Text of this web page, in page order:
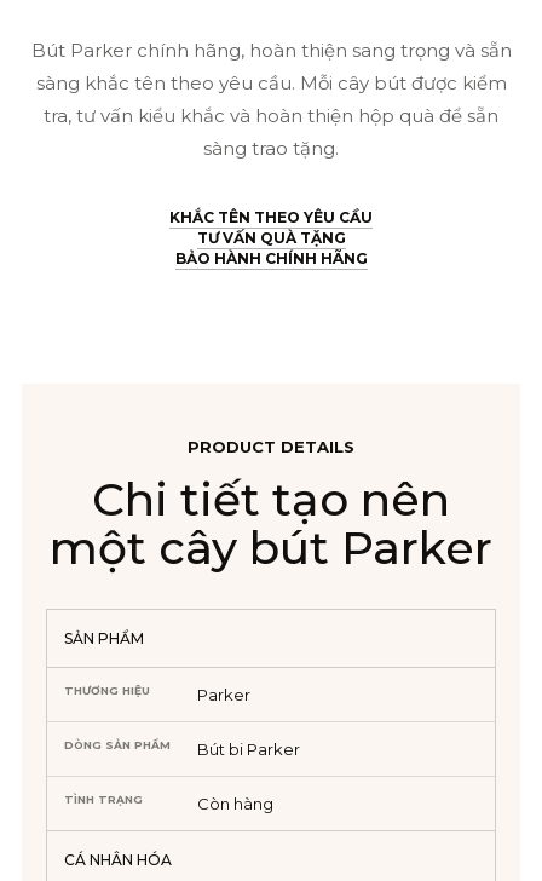
Thép
không
gỉ
(3026981196492)
Bút Parker chính hãng, hoàn thiện sang trọng và sẵn
sàng khắc tên theo yêu cầu. Mỗi cây bút được kiểm
tra, tư vấn kiểu khắc và hoàn thiện hộp quà để sẵn
sàng trao tặng.
KHẮC TÊN THEO YÊU CẦU
TƯ VẤN QUÀ TẶNG
BẢO HÀNH CHÍNH HÃNG
PRODUCT DETAILS
Chi tiết tạo nên
một cây bút Parker
SẢN PHẨM
THƯƠNG HIỆU Parker
DÒNG SẢN PHẨM Bút bi Parker
TÌNH TRẠNG Còn hàng
CÁ NHÂN HÓA